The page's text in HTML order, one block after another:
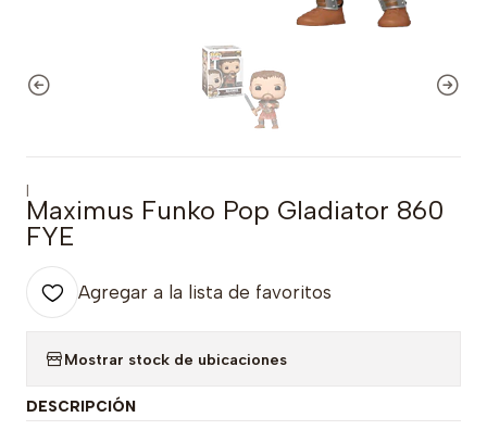
|
Maximus Funko Pop Gladiator 860
FYE
Agregar a la lista de favoritos
Mostrar stock de ubicaciones
DESCRIPCIÓN